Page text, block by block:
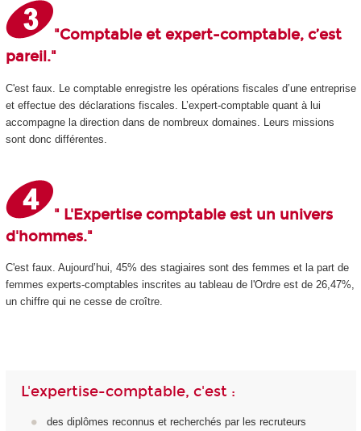
"Comptable et expert-comptable, c’est
pareil."
C'est faux. Le comptable enregistre les opérations fiscales d’une entreprise
et effectue des déclarations fiscales. L’expert-comptable quant à lui
accompagne la direction dans de nombreux domaines. Leurs missions
sont donc différentes.
" L'Expertise comptable est un univers
d'hommes."
C'est faux. Aujourd’hui, 45% des stagiaires sont des femmes et la part de
femmes experts-comptables inscrites au tableau de l'Ordre est de 26,47%,
un chiffre qui ne cesse de croître.
L'expertise-comptable, c'est :
des diplômes reconnus et recherchés par les recruteurs